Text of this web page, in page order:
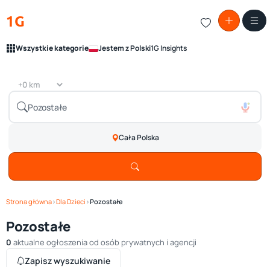
1G
Wszystkie kategorie Jestem z Polski1G Insights
Cała Polska
Strona główna›Dla Dzieci ›Pozostałe
Pozostałe
0 aktualne ogłoszenia od osób prywatnych i agencji
Zapisz wyszukiwanie